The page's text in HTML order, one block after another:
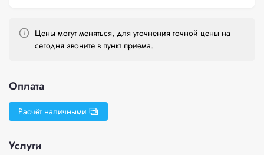
Цены могут меняться, для уточнения точной цены на
сегодня звоните в пункт приема.
Оплата
Расчёт наличными
Услуги